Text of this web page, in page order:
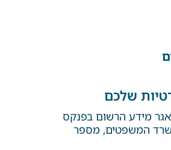
שלכם
מידע הרשום בפנקס
המשפטים, מספר